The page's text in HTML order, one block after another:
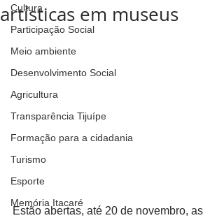
Cultura
Participação Social
Meio ambiente
Desenvolvimento Social
Agricultura
Transparência Tijuípe
Formação para a cidadania
Turismo
Esporte
Memória Itacaré
artísticas em museus
Estão abertas, até 20 de novembro, as